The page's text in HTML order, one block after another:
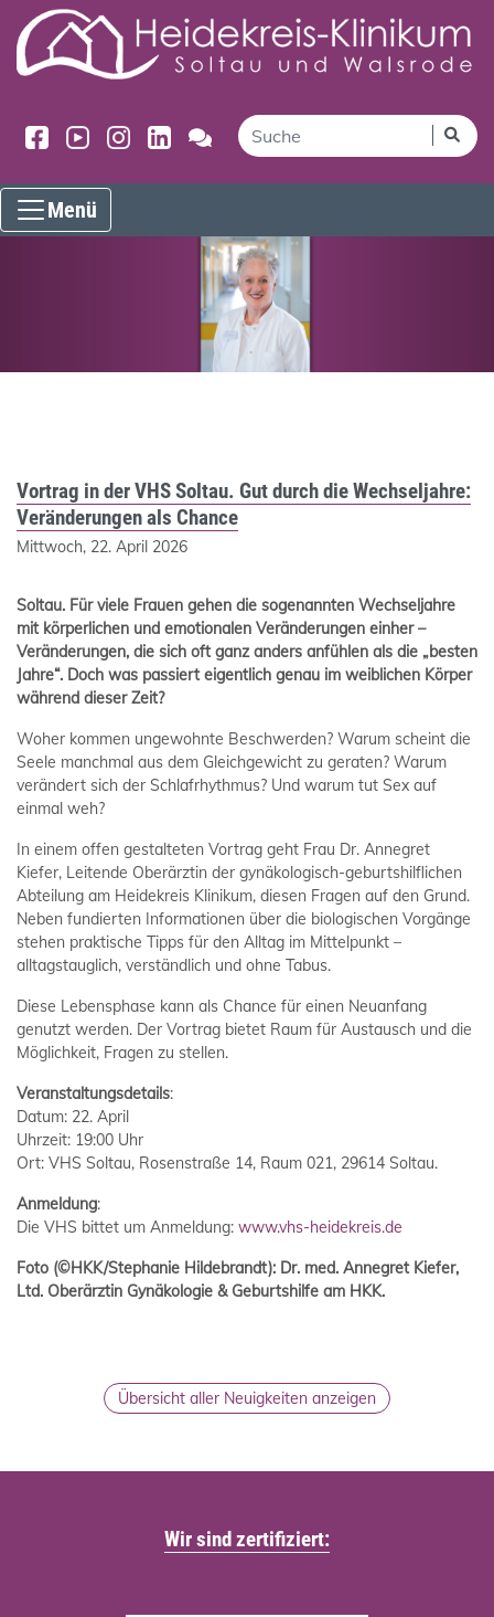
Menü
Vortrag in der VHS Soltau. Gut durch die Wechseljahre:
Veränderungen als Chance
Mittwoch, 22. April 2026
Soltau. Für viele Frauen gehen die sogenannten Wechseljahre
mit körperlichen und emotionalen Veränderungen einher –
Veränderungen, die sich oft ganz anders anfühlen als die „besten
Jahre“. Doch was passiert eigentlich genau im weiblichen Körper
während dieser Zeit?
Woher kommen ungewohnte Beschwerden? Warum scheint die
Seele manchmal aus dem Gleichgewicht zu geraten? Warum
verändert sich der Schlafrhythmus? Und warum tut Sex auf
einmal weh?
In einem offen gestalteten Vortrag geht Frau Dr. Annegret
Kiefer, Leitende Oberärztin der gynäkologisch-geburtshilflichen
Abteilung am Heidekreis Klinikum, diesen Fragen auf den Grund.
Neben fundierten Informationen über die biologischen Vorgänge
stehen praktische Tipps für den Alltag im Mittelpunkt –
alltagstauglich, verständlich und ohne Tabus.
Diese Lebensphase kann als Chance für einen Neuanfang
genutzt werden. Der Vortrag bietet Raum für Austausch und die
Möglichkeit, Fragen zu stellen.
Veranstaltungsdetails:
Datum: 22. April
Uhrzeit: 19:00 Uhr
Ort: VHS Soltau, Rosenstraße 14, Raum 021, 29614 Soltau.
Anmeldung:
Die VHS bittet um Anmeldung: www.vhs-heidekreis.de
Foto (©HKK/Stephanie Hildebrandt): Dr. med. Annegret Kiefer,
Ltd. Oberärztin Gynäkologie & Geburtshilfe am HKK.
Übersicht aller Neuigkeiten anzeigen
Wir sind zertifiziert: